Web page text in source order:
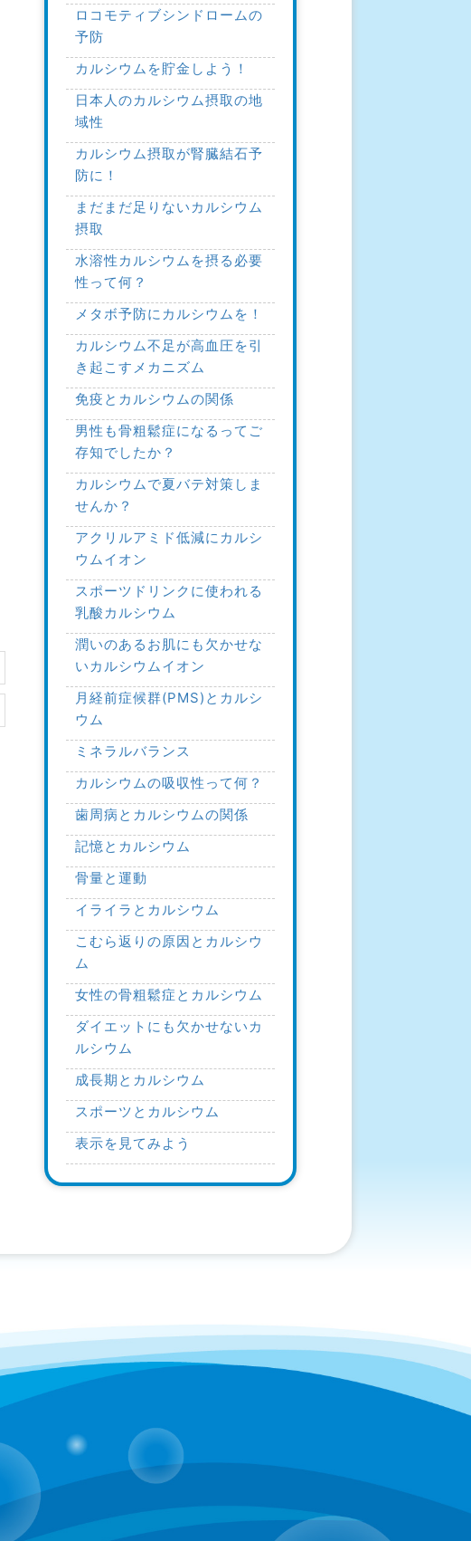
ロコモティブシンドロームの
予防
カルシウムを貯金しよう！
日本人のカルシウム摂取の地
域性
カルシウム摂取が腎臓結石予
防に！
まだまだ足りないカルシウム
摂取
水溶性カルシウムを摂る必要
性って何？
メタボ予防にカルシウムを！
カルシウム不足が高血圧を引
き起こすメカニズム
免疫とカルシウムの関係
男性も骨粗鬆症になるってご
存知でしたか？
カルシウムで夏バテ対策しま
せんか？
アクリルアミド低減にカルシ
ウムイオン
スポーツドリンクに使われる
乳酸カルシウム
潤いのあるお肌にも欠かせな
いカルシウムイオン
月経前症候群(PMS)とカルシ
ウム
ミネラルバランス
カルシウムの吸収性って何？
歯周病とカルシウムの関係
記憶とカルシウム
骨量と運動
イライラとカルシウム
こむら返りの原因とカルシウ
ム
女性の骨粗鬆症とカルシウム
ダイエットにも欠かせないカ
ルシウム
成長期とカルシウム
スポーツとカルシウム
表示を見てみよう